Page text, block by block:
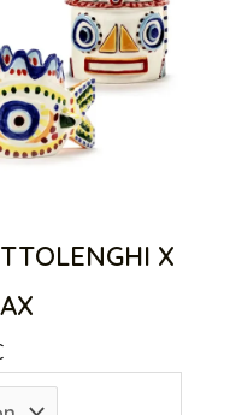
X
Plage
de